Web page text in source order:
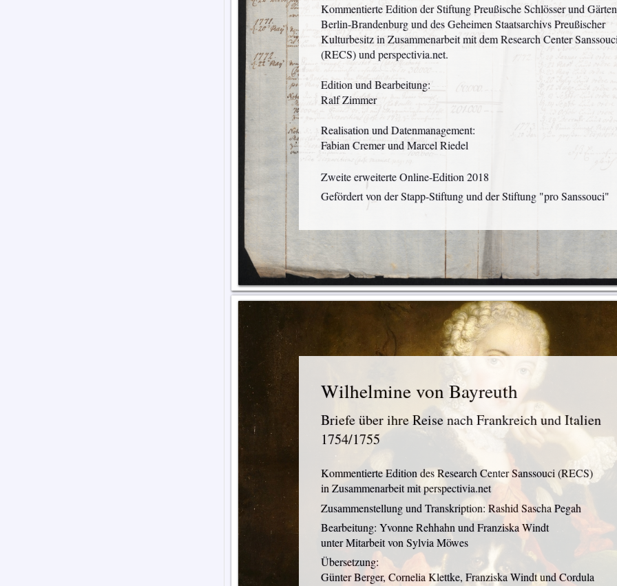
Kommentierte Edition der Stiftung Preußische Schlösser und Gärten
Berlin-Brandenburg und des Geheimen Staatsarchivs Preußischer
Kulturbesitz in Zusammenarbeit mit dem Research Center
(RECS) und perspectivia.net.
Edition und Bearbeitung:
Ralf Zimmer
Realisation und Datenmanagement:
Fabian Cremer und Marcel Riedel
Zweite erweiterte Online-Edition 2018
Gefördert von der Stapp-Stiftung und der Stiftung "pro Sanssouci"
Wilhelmine von Bayreuth
Briefe über ihre Reise nach Frankreich und Italien
1754/1755
Kommentierte Edition des Research Center Sanssouci (RECS)
in Zusammenarbeit mit perspectivia.net
Zusammenstellung und Transkription: Rashid Sascha Pegah
Bearbeitung: Yvonne Rehhahn und Franziska Windt
unter Mitarbeit von Sylvia Möwes
Übersetzung:
Günter Berger, Cornelia Klettke, Franziska Windt und Cordula